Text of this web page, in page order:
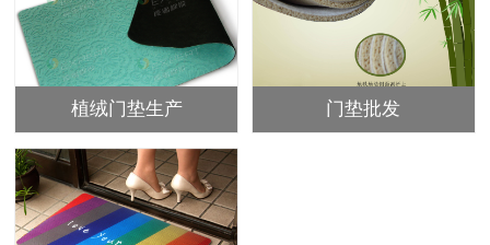
植绒门垫生产 门垫批发